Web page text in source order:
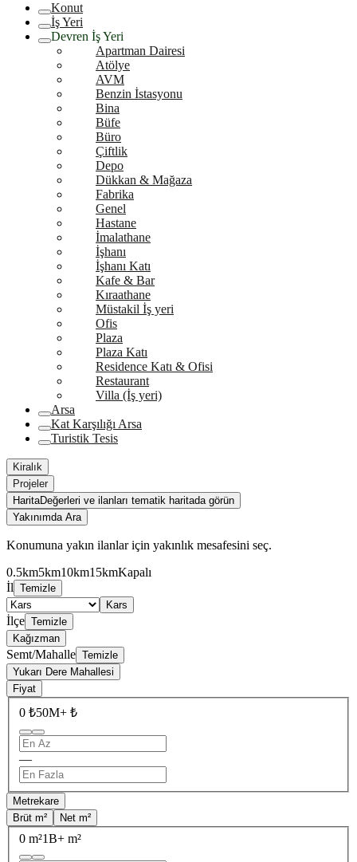
Konut
İş Yeri
Devren İş Yeri
Apartman Dairesi
Atölye
AVM
Benzin İstasyonu
Bina
Büfe
Büro
Çiftlik
Depo
Dükkan & Mağaza
Fabrika
Genel
Hastane
İmalathane
İşhanı
İşhanı Katı
Kafe & Bar
Kıraathane
Müstakil İş yeri
Ofis
Plaza
Plaza Katı
Residence Katı & Ofisi
Restaurant
Villa (İş yeri)
Arsa
Kat Karşılığı Arsa
Turistik Tesis
Kiralık
Projeler
HaritaDeğerleri ve ilanları tematik haritada görün
Yakınımda Ara
Konumuna yakın ilanlar için yakınlık mesafesini seç.
0.5km5km10km15kmKapalı
İl Temizle
Kars
İlçe Temizle
Kağızman
Semt/Mahalle Temizle
Yukarı Dere Mahallesi
Fiyat
0 ₺50M+ ₺
—
Metrekare
Brüt m²
Net m²
0 m²1B+ m²